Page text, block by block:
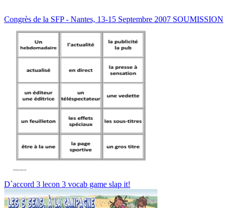
Congrès de la SFP - Nantes, 13-15 Septembre 2007 SOUMISSION
D`accord 3 lecon 3 vocab game slap it!